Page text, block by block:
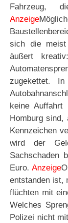
Fahrzeug,
Anzeige
sich die meist
äußert
zugekettet.
keine
Homburg sind,
Kennzeichen
wird der
Sachschaden
Euro. Anzeige
entstanden ist,
flüchten mit
Welches
Polizei nicht